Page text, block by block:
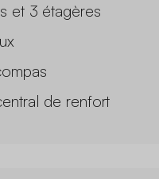
et 3 étagères
de renfort